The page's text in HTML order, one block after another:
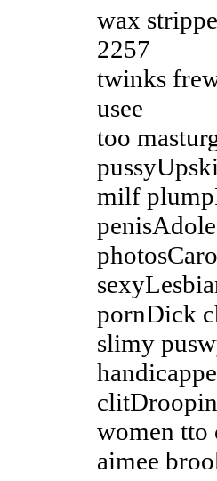
wax
2257
twinks
usee
too
milf
pornDick
slimy
women tto
aimee